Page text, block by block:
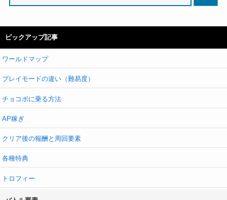
ピックアップ記事
ワールドマップ
プレイモードの違い（難易度）
チョコボに乗る方法
AP稼ぎ
クリア後の報酬と周回要素
各種特典
トロフィー